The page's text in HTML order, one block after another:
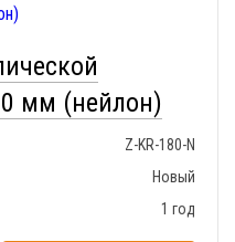
мм (нейлон)
Z-KR-180-N
Новый
1 год